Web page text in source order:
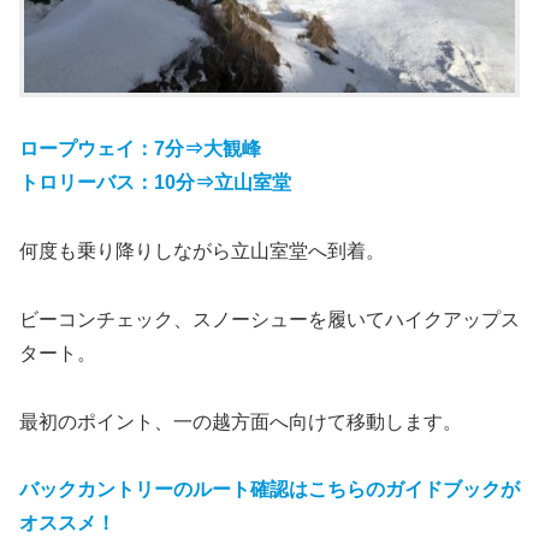
ロープウェイ：7分⇒大観峰
トロリーバス：10分⇒立山室堂
何度も乗り降りしながら立山室堂へ到着。
ビーコンチェック、スノーシューを履いてハイクアップス
タート。
最初のポイント、一の越方面へ向けて移動します。
バックカントリーのルート確認はこちらのガイドブックが
オススメ！